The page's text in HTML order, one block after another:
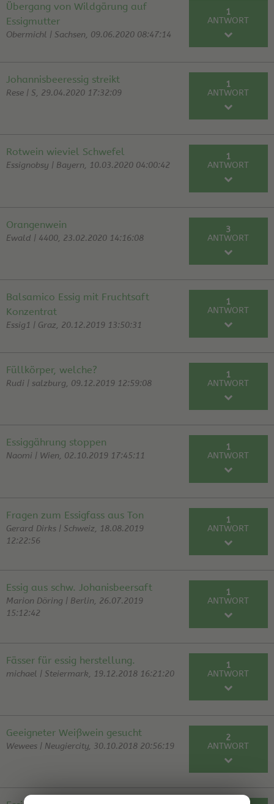
Übergang von Wildgärung auf
Essigmutter
Obermichl | Sachsen, 09.06.2020 08:47:14
1
ANTWORT
RE: Übergang von Wildgärung auf
Essigmutter
hans |
10.07.20
Johannisbeeressig streikt
Rese | S, 29.04.2020 17:32:09
1
ANTWORT
RE: Johannisbeeressig streikt helge | 29.04.20
Rotwein wieviel Schwefel
Essignobsy | Bayern, 10.03.2020 04:00:42
1
ANTWORT
RE: Rotwein wieviel Schwefel Hubert | 10.03.20
Orangenwein
Ewald | 4400, 23.02.2020 14:16:08
3
ANTWORT
RE: Orangenwein
Schmickl | 24.02.20
RE: Orangenwein
Ewald | 25.02.20
RE: Orangenwein
Schmickl | 25.02.20
Balsamico Essig mit Fruchtsaft
Konzentrat
Essig1 | Graz, 20.12.2019 13:50:31
1
ANTWORT
RE: Balsamico Essig mit Fruchtsaft
Konzentrat
Franz |
20.01.20
Füllkörper, welche?
Rudi | salzburg, 09.12.2019 12:59:08
1
ANTWORT
RE: Füllkörper, welche? Hans | 09.12.19
Essiggährung stoppen
Naomi | Wien, 02.10.2019 17:45:11
1
ANTWORT
RE: Essiggährung stoppen Franz | 05.11.19
Fragen zum Essigfass aus Ton
Gerard Dirks | Schweiz, 18.08.2019
12:22:56
1
ANTWORT
RE: Fragen zum Essigfass aus Ton Tony | 02.10.19
Essig aus schw. Johanisbeersaft
Marion Döring | Berlin, 26.07.2019
15:12:42
1
ANTWORT
RE: Essig aus schw. Johanisbeersaft Hubert | 02.10.19
Fässer für essig herstellung.
michael | Steiermark, 19.12.2018 16:21:20
1
ANTWORT
RE: Fässer für essig herstellung. Hubert | 06.01.19
Geeigneter Weißwein gesucht
Wewees | Neugiercity, 30.10.2018 20:56:19
2
ANTWORT
RE: Geeigneter Weißwein gesucht
Tom | 01.11.18
Wewees | 07.11.18